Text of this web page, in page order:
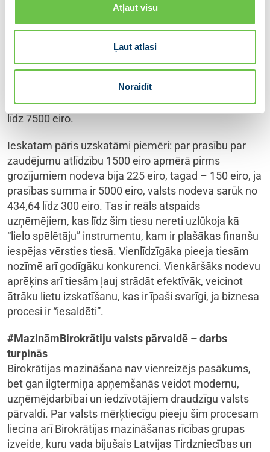
Atļaut visu
Ļaut atlasi
Noraidīt
izstrādātās izmaiņas Civilprocesa likumā, kas paredz
ne tikai skaidrus un saprotamus nodevu noteikšanas
principus, bet arī valsts nodevas maksimālā apmēra
noteikta procentuālā izteiksmē, bet gan konkrētā
naudas apmērā. Ar grozījumiem ieviests valsts
nodevas apmēra samazinājums mantiskās prasībās
līdz 7500 eiro.
Ieskatam pāris uzskatāmi piemēri: par prasību par
zaudējumu atlīdzību 1500 eiro apmērā pirms
grozījumiem nodeva bija 225 eiro, tagad – 150 eiro, ja
prasības summa ir 5000 eiro, valsts nodeva sarūk no
434,64 līdz 300 eiro. Tas ir reāls atspaids
uzņēmējiem, kas līdz šim tiesu nereti uzlūkoja kā
“lielo spēlētāju” instrumentu, kam ir plašākas finanšu
iespējas vērsties tiesā. Vienlīdzīgāka pieeja tiesām
nozīmē arī godīgāku konkurenci. Vienkāršāks nodevu
aprēķins arī tiesām ļauj strādāt efektīvāk, veicinot
ātrāku lietu izskatīšanu, kas ir īpaši svarīgi, ja biznesa
procesi ir “iesaldēti”.
#MazināmBirokrātiju valsts pārvaldē – darbs
turpinās
Birokrātijas mazināšana nav vienreizējs pasākums,
bet gan ilgtermiņa apņemšanās veidot modernu,
uzņēmējdarbībai un iedzīvotājiem draudzīgu valsts
pārvaldi. Par valsts mērķtiecīgu pieeju šim procesam
liecina arī Birokrātijas mazināšanas rīcības grupas
izveide, kuru vada bijušais Latvijas Tirdzniecības un